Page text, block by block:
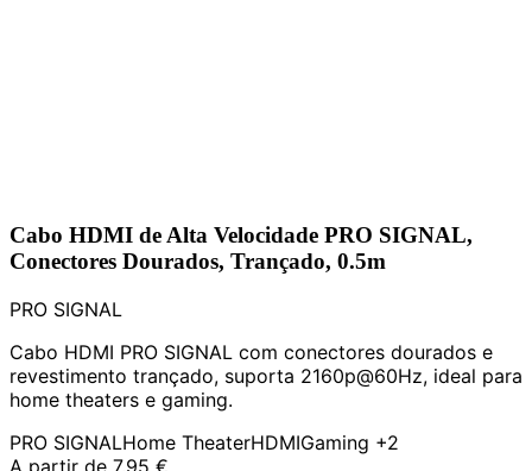
Cabo HDMI de Alta Velocidade PRO SIGNAL,
Conectores Dourados, Trançado, 0.5m
PRO SIGNAL
Cabo HDMI PRO SIGNAL com conectores dourados e
revestimento trançado, suporta 2160p@60Hz, ideal para
home theaters e gaming.
PRO SIGNALHome TheaterHDMIGaming +2